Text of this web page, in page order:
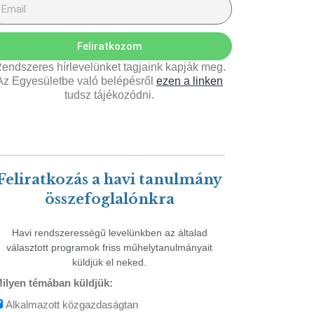
Feliratkozom
hírlevelünket tagjaink kapják meg.
Egyesületbe való belépésről ezen a linken
tudsz tájékozódni.
a havi tanulmány
összefoglalónkra
Havi rendszerességű levelünkben az általad
választott programok friss műhelytanulmányait
küldjük el neked.
témában küldjük:
Alkalmazott közgazdaságtan